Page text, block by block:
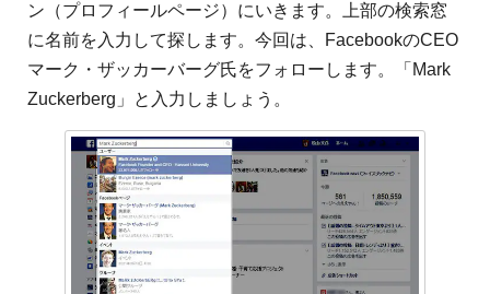
ン（プロフィールページ）にいきます。上部の検索窓
に名前を入力して探します。今回は、FacebookのCEO
マーク・ザッカーバーグ氏をフォローします。「Mark
Zuckerberg」と入力しましょう。